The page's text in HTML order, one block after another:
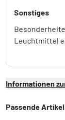
Sonstiges
Leuchtmittel
Informationen
Passende Artikel